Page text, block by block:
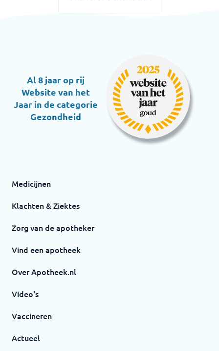
Al 8 jaar op rij
Website van het
Jaar in de categorie
Gezondheid
Medicijnen
Klachten & Ziektes
Zorg van de apotheker
Vind een apotheek
Over Apotheek.nl
Video's
Vaccineren
Actueel